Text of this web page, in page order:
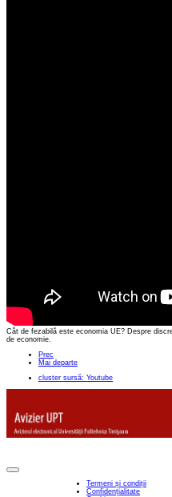
Cât de fezabilă este economia UE? Despre
de economie.
Prec
Mai departe
cluster sursă: Youtube
Termeni și condiții
Confidențialitate